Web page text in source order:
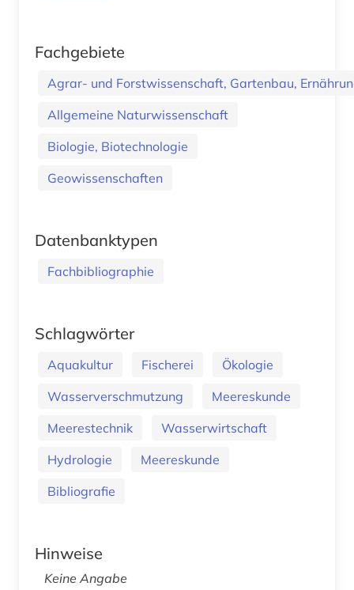
Fachgebiete
Agrar- und Forstwissenschaft, Gartenbau,
Allgemeine Naturwissenschaft
Biologie, Biotechnologie
Geowissenschaften
Datenbanktypen
Fachbibliographie
Schlagwörter
Aquakultur Fischerei
Ökologie
Wasserverschmutzung
Meereskunde
Meerestechnik
Wasserwirtschaft
Hydrologie
Meereskunde
Bibliografie
Hinweise
Keine Angabe